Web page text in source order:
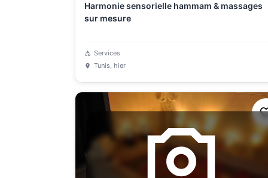
Harmonie sensorielle hammam & massages
sur mesure
Services
Tunis, hier